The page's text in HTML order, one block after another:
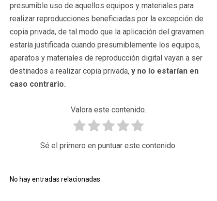
presumible uso de aquellos equipos y materiales para
realizar reproducciones beneficiadas por la excepción de
copia privada, de tal modo que la aplicación del gravamen
estaría justificada cuando presumiblemente los equipos,
aparatos y materiales de reproducción digital vayan a ser
destinados a realizar copia privada, y no lo estarían en
caso contrario.
Valora este contenido.
Sé el primero en puntuar este contenido.
No hay entradas relacionadas